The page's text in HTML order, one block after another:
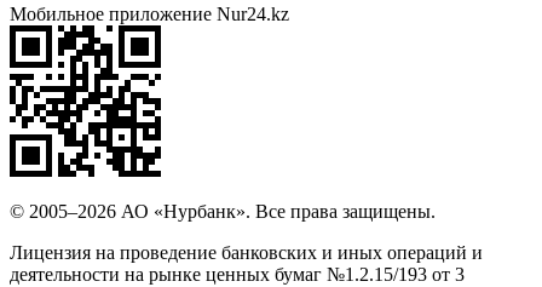
Мобильное приложение Nur24.kz
© 2005–2026 АО «Нурбанк». Все права защищены.
Лицензия на проведение банковских и иных операций и
деятельности на рынке ценных бумаг №1.2.15/193 от 3